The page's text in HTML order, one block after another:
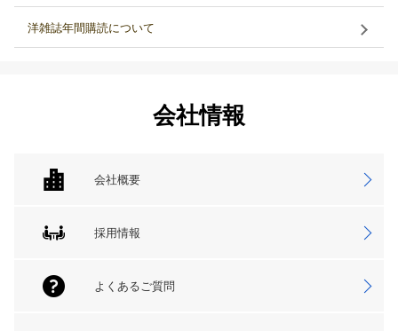
洋雑誌年間購読について
会社情報
会社概要
採用情報
よくあるご質問